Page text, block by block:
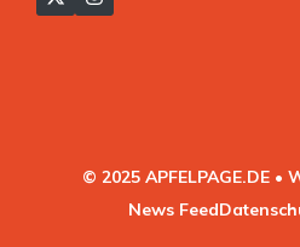
© 2025 APFELPAGE.DE •
News Feed